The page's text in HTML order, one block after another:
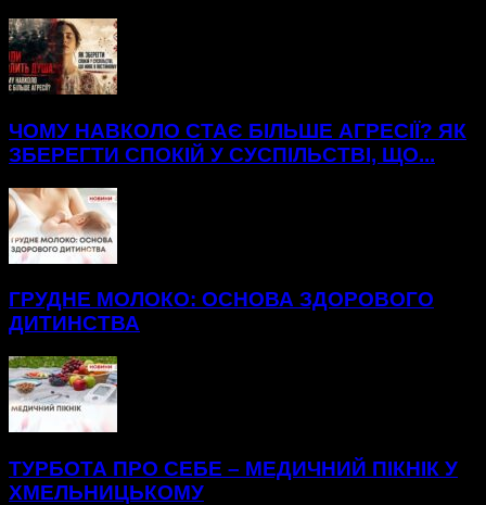
ЧОМУ НАВКОЛО СТАЄ БІЛЬШЕ АГРЕСІЇ? ЯК
ЗБЕРЕГТИ СПОКІЙ У СУСПІЛЬСТВІ, ЩО...
ГРУДНЕ МОЛОКО: ОСНОВА ЗДОРОВОГО
ДИТИНСТВА
ТУРБОТА ПРО СЕБЕ – МЕДИЧНИЙ ПІКНІК У
ХМЕЛЬНИЦЬКОМУ